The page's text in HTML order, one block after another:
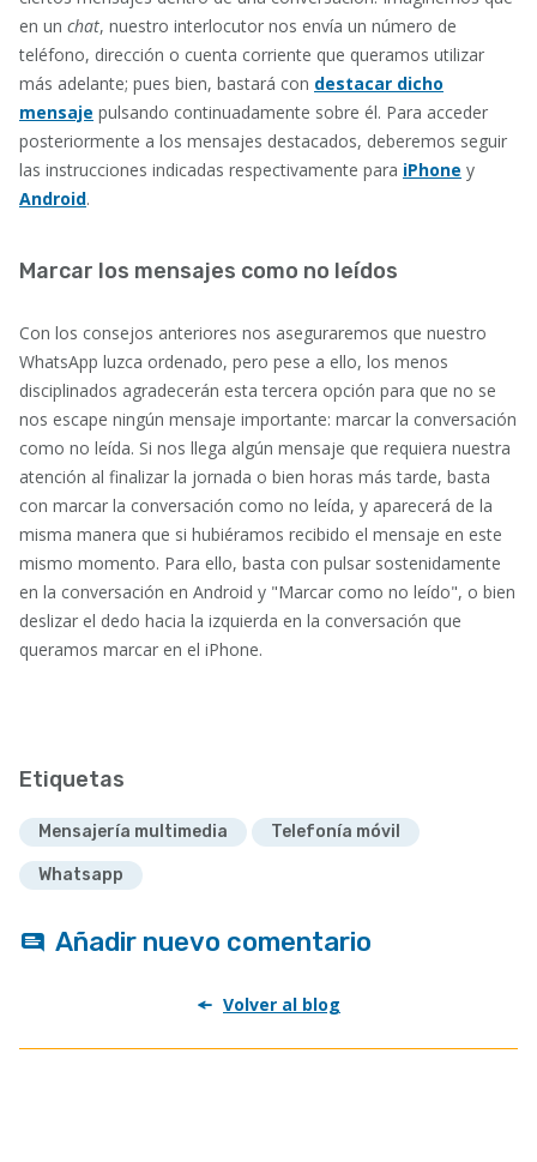
en un chat, nuestro interlocutor nos envía un número de
teléfono, dirección o cuenta corriente que queramos utilizar
más adelante; pues bien, bastará con destacar dicho
mensaje pulsando continuadamente sobre él. Para acceder
posteriormente a los mensajes destacados, deberemos seguir
las instrucciones indicadas respectivamente para iPhone y
Android.
Marcar los mensajes como no leídos
Con los consejos anteriores nos aseguraremos que nuestro
WhatsApp luzca ordenado, pero pese a ello, los menos
disciplinados agradecerán esta tercera opción para que no se
nos escape ningún mensaje importante: marcar la conversación
como no leída. Si nos llega algún mensaje que requiera nuestra
atención al finalizar la jornada o bien horas más tarde, basta
con marcar la conversación como no leída, y aparecerá de la
misma manera que si hubiéramos recibido el mensaje en este
mismo momento. Para ello, basta con pulsar sostenidamente
en la conversación en Android y "Marcar como no leído", o bien
deslizar el dedo hacia la izquierda en la conversación que
queramos marcar en el iPhone.
Etiquetas
Mensajería multimedia Telefonía móvil
Whatsapp
Añadir nuevo comentario
Volver al blog